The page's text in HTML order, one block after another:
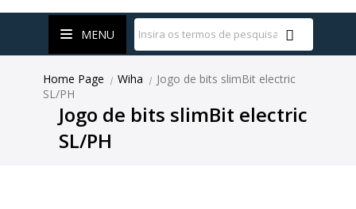
WhatsApp
MENU
Home Page | Wiha | Jogo de bits slimBit electric
SL/PH
Jogo de bits slimBit electric
SL/PH